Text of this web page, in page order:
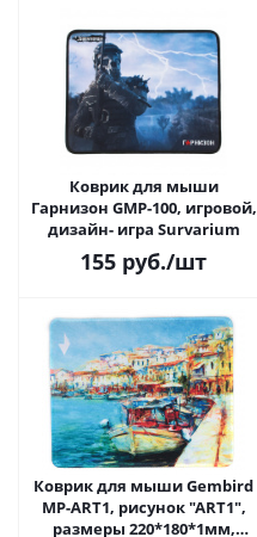
Коврик для мыши
Гарнизон GMP-100, игровой,
дизайн- игра Survarium
155 руб./шт
Коврик для мыши Gembird
MP-ART1, рисунок "ART1",
размеры 220*180*1мм,